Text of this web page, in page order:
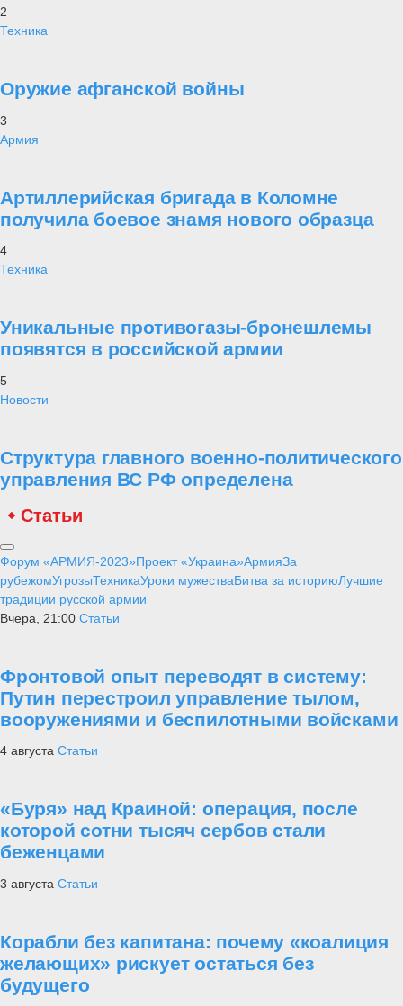
2
Техника
Оружие афганской войны
3
Армия
Артиллерийская бригада в Коломне
получила боевое знамя нового образца
4
Техника
Уникальные противогазы-бронешлемы
появятся в российской армии
5
Новости
Структура главного военно-политического
управления ВС РФ определена
Статьи
Форум «АРМИЯ-2023»Проект «Украина»АрмияЗа
рубежомУгрозыТехникаУроки мужестваБитва за историюЛучшие
традиции русской армии
Вчера, 21:00 Статьи
Фронтовой опыт переводят в систему:
Путин перестроил управление тылом,
вооружениями и беспилотными войсками
4 августа Статьи
«Буря» над Краиной: операция, после
которой сотни тысяч сербов стали
беженцами
3 августа Статьи
Корабли без капитана: почему «коалиция
желающих» рискует остаться без
будущего